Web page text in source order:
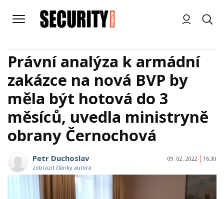
Právní analýza k armádní
zakázce na nová BVP by
měla být hotová do 3
měsíců, uvedla ministryně
obrany Černochová
Petr Duchoslav
zobrazit články autora
09. 02. 2022 16:30